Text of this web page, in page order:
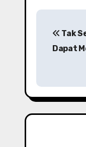
t
n
Tak
Dapat